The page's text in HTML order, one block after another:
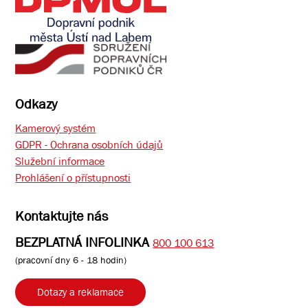
Odkazy
Kamerový systém
GDPR - Ochrana osobních údajů
Služební informace
Prohlášení o přístupnosti
Kontaktujte nás
BEZPLATNÁ INFOLINKA 800 100 613
(pracovní dny 6 - 18 hodin)
Dotazy a reklamace